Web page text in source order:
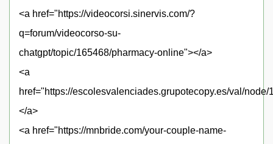
<a href="https://videocorsi.sinervis.com/?
q=forum/videocorso-su-
chatgpt/topic/165468/pharmacy-online"></a>
<a
href="https://escolesvalenciades.grupotecopy.es/val/node/
</a>
<a href="https://mnbride.com/your-couple-name-